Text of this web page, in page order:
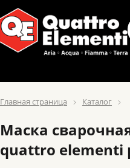
Главная страница Каталог
Маска
quattro elementi